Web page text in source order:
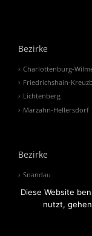
Bezirke
Charlottenburg-
Friedrichshain-
Lichtenberg
Marzahn-Hellersdorf
Bezirke
Spandau
Steglitz-Zehlendorf
Tempelhof-
Diese Website
nutzt,